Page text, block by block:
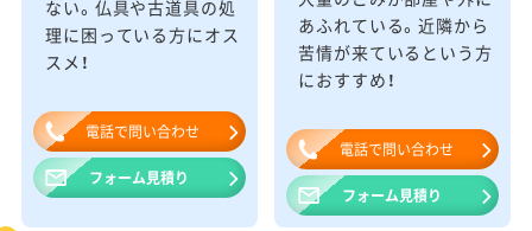
ない。仏具や古道具の処
理に困っている方にオス
スメ！
電話で問い合わせ
フォーム見積り
あふれている。近隣から
苦情が来ているという方
におすすめ！
電話で問い合わせ
フォーム見積り